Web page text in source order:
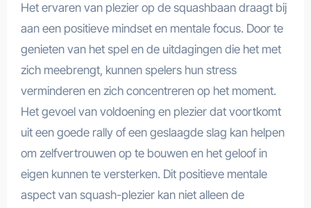
Het ervaren van plezier op de squashbaan draagt bij
aan een positieve mindset en mentale focus. Door te
genieten van het spel en de uitdagingen die het met
zich meebrengt, kunnen spelers hun stress
verminderen en zich concentreren op het moment.
Het gevoel van voldoening en plezier dat voortkomt
uit een goede rally of een geslaagde slag kan helpen
om zelfvertrouwen op te bouwen en het geloof in
eigen kunnen te versterken. Dit positieve mentale
aspect van squash-plezier kan niet alleen de